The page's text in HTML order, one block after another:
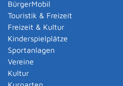
BürgerMobil
Touristik & Freizeit
Freizeit & Kultur
Kinderspielplätze
Sportanlagen
Vereine
Kultur
Zertifizierung zur
datenschutzrechtliche
Art. 42 DS-GVO
Leistungen